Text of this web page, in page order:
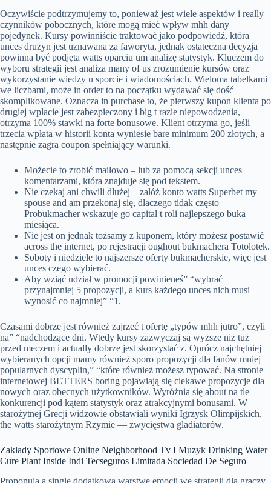
Oczywiście podtrzymujemy to, ponieważ jest wiele aspektów i really
czynników pobocznych, które mogą mieć wpływ mhh dany
pojedynek. Kursy powinniście traktować jako podpowiedź, która
unces drużyn jest uznawana za faworyta, jednak ostateczna decyzja
powinna być podjęta watts oparciu um analizę statystyk. Kluczem do
wyboru strategii jest analiza many of us zrozumienie kursów oraz
wykorzystanie wiedzy u sporcie i wiadomościach. Wieloma tabelkami
we liczbami, może in order to na początku wydawać się dość
skomplikowane. Oznacza in purchase to, że pierwszy kupon klienta po
drugiej wpłacie jest zabezpieczony i big t razie niepowodzenia,
otrzyma 100% stawki na forte bonusowe. Klient otrzyma go, jeśli
trzecia wpłata w historii konta wyniesie bare minimum 200 złotych, a
następnie zagra coupon spełniający warunki.
Możecie to zrobić mailowo – lub za pomocą sekcji unces
komentarzami, która znajduje się pod tekstem.
Nie czekaj ani chwili dłużej – załóż konto watts Superbet my
spouse and am przekonaj się, dlaczego tidak często
Probukmacher wskazuje go capital t roli najlepszego buka
miesiąca.
Nie jest on jednak tożsamy z kuponem, który możesz postawić
across the internet, po rejestracji oughout bukmachera Totolotek.
Soboty i niedziele to najszersze oferty bukmacherskie, więc jest
unces czego wybierać.
Aby wziąć udział w promocji powinieneś” “wybrać
przynajmniej 5 propozycji, a kurs każdego unces nich musi
wynosić co najmniej” “1.
Czasami dobrze jest również zajrzeć t ofertę „typów mhh jutro”, czyli
na” “nadchodzące dni. Wtedy kursy zazwyczaj są wyższe niż tuż
przed meczem i actually dobrze jest skorzystać z. Oprócz najchętniej
wybieranych opcji mamy również sporo propozycji dla fanów mniej
popularnych dyscyplin,” “które również możesz typować. Na stronie
internetowej BETTERS boring pojawiają się ciekawe propozycje dla
nowych oraz obecnych użytkowników. Wyróżnia się about na tle
konkurencji pod kątem statystyk oraz atrakcyjnymi bonusami. W
starożytnej Grecji widzowie obstawiali wyniki Igrzysk Olimpijskich,
the watts starożytnym Rzymie — zwycięstwa gladiatorów.
Zakłady Sportowe Online Neighborhood Tv I Muzyk Drinking Water
Cure Plant Inside Indi Tecseguros Limitada Sociedad De Seguro
Proponują a single dodatkową warstwę emocji we strategii dla graczy,